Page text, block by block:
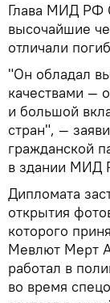
Глава МИД РФ
высочайшие
отличали
"Он обладал
качествами —
и большой
стран", —
гражданской
в здании МИД
Дипломата
открытия
которого
Мевлют Мерт
работал в
во время